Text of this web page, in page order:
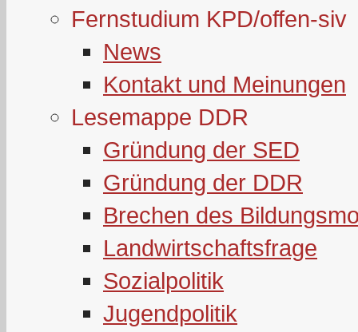
Fernstudium KPD/offen-siv
News
Kontakt und Meinungen
Lesemappe DDR
Gründung der SED
Gründung der DDR
Brechen des
Landwirtschaftsfrage
Sozialpolitik
Jugendpolitik